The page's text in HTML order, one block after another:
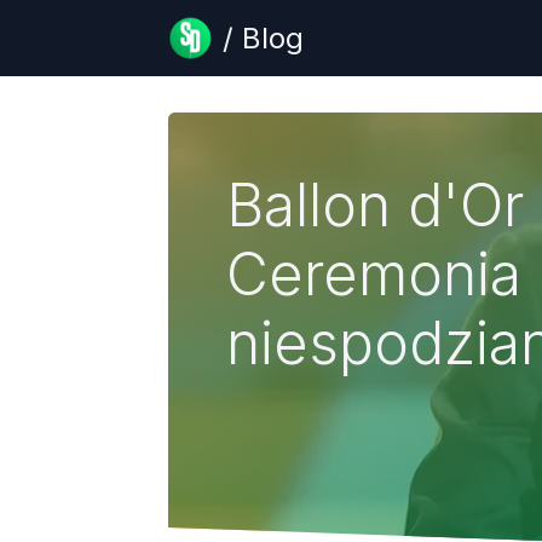
/ Blog
Ballon
Ceremonia